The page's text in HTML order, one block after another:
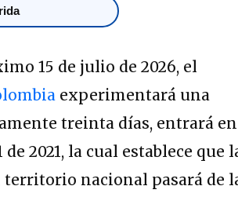
15 de julio de 2026, el
experimentará una
treinta días, entrará en
2021, la cual establece que
nacional pasará de